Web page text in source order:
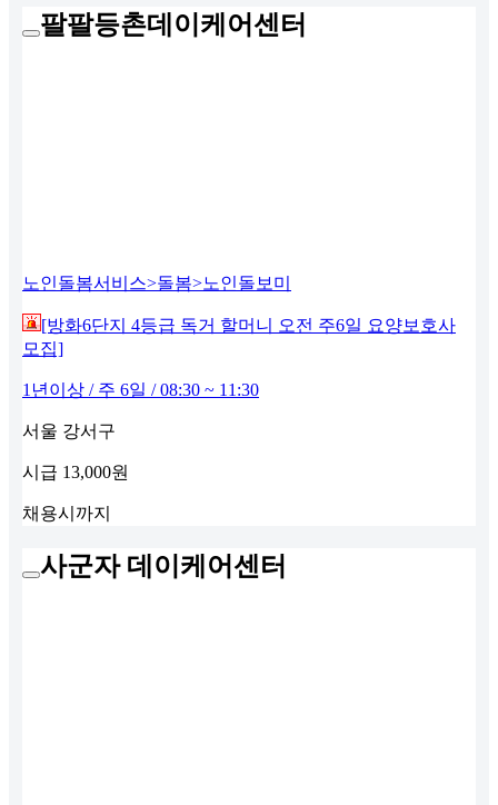
팔팔등촌데이케어센터
노인돌봄서비스>돌봄>노인돌보미
[방화6단지 4등급 독거 할머니 오전 주6일 요양보호사
모집]
1년이상 / 주 6일 / 08:30 ~ 11:30
서울 강서구
시급 13,000원
채용시까지
사군자 데이케어센터